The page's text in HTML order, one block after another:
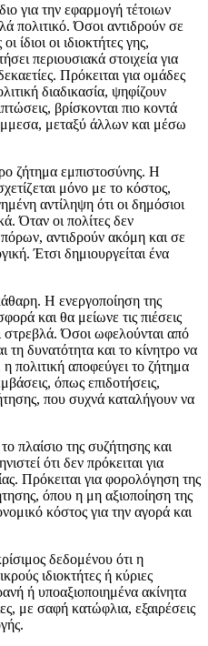
για την εφαρμογή τέτοιων
πολιτικό. Όσοι αντιδρούν σε
ίδιοι οι ιδιοκτήτες γης,
περιουσιακά στοιχεία για
Πρόκειται για ομάδες
διαδικασία, ψηφίζουν
βρίσκονται πιο κοντά
μεταξύ άλλων και μέσω
ζήτημα εμπιστοσύνης. Η
μόνο με το κόστος,
αντίληψη ότι οι δημόσιοι
Όταν οι πολίτες δεν
πόρων, αντιδρούν ακόμη και σε
Έτσι δημιουργείται ένα
Η ενεργοποίηση της
και θα μείωνε τις πιέσεις
στρεβλά. Όσοι ωφελούνται από
δυνατότητα και το κίνητρο να
πολιτική αποφεύγει το ζήτημα
όπως επιδοτήσεις,
που συχνά καταλήγουν να
πλαίσιο της συζήτησης και
ότι δεν πρόκειται για
Πρόκειται για φορολόγηση της
όπου η μη αξιοποίηση της
κόστος για την αγορά και
δεδομένου ότι η
ιδιοκτήτες ή κύριες
ή υποαξιοποιημένα ακίνητα
με σαφή κατώφλια, εξαιρέσεις